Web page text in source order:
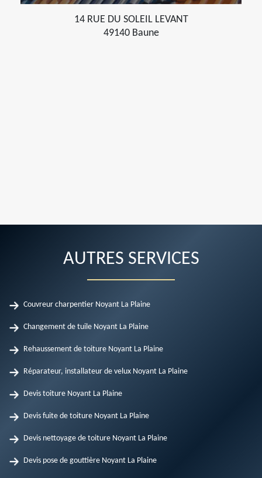
14 RUE DU SOLEIL LEVANT
49140 Baune
AUTRES SERVICES
Couvreur charpentier Noyant La Plaine
Changement de tuile Noyant La Plaine
Rehaussement de toiture Noyant La Plaine
Réparateur, installateur de velux Noyant La Plaine
Devis toiture Noyant La Plaine
Devis fuite de toiture Noyant La Plaine
Devis nettoyage de toiture Noyant La Plaine
Devis pose de gouttière Noyant La Plaine